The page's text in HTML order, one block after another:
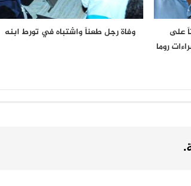
على
روما
وفاة رجل طعناً واشتباه في تورط ابنه